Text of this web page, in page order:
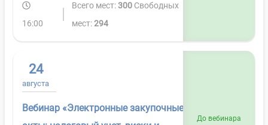
16:00
Всего мест:300 Свободных
мест:294
24
августа
Вебинар «Электронные закупочные
До вебинара